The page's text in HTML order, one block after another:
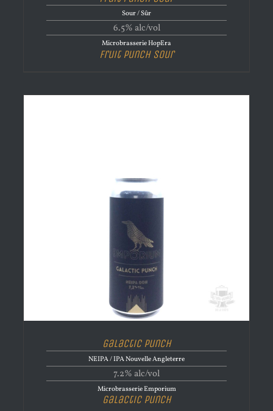
Sour / Sûr
6.5% alc/vol
Microbrasserie HopEra
Fruit Punch Sour
Galactic Punch
NEIPA / IPA Nouvelle Angleterre
7.2% alc/vol
Microbrasserie Emporium
Galactic Punch